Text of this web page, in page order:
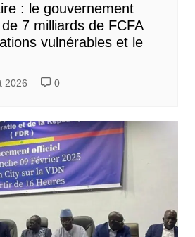
: le gouvernement
7 milliards de FCFA
vulnérables et le
2026 0